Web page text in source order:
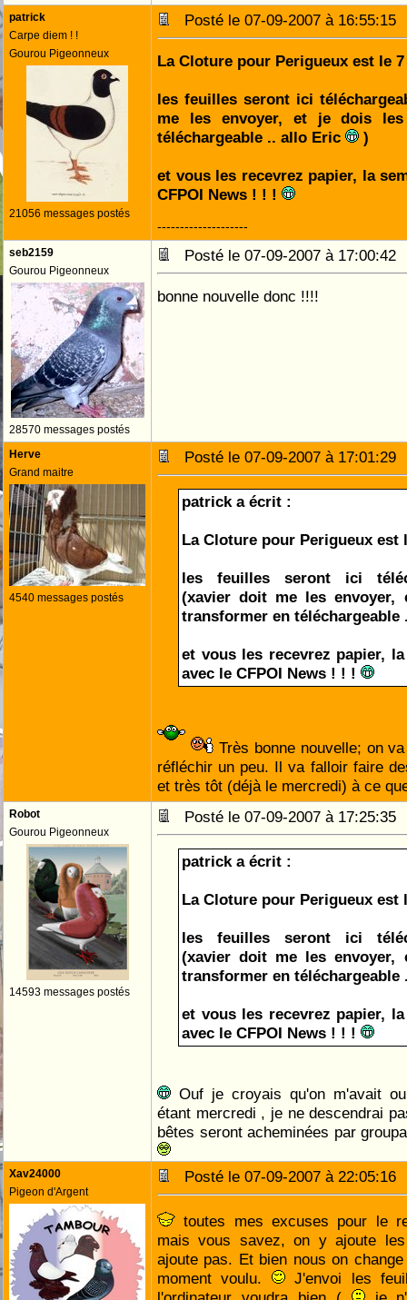
patrick
Carpe diem ! !
Gourou Pigeonneux
21056 messages postés
Posté le 07-09-2007 à
La Cloture pour Perigueux est le
les feuilles seront ici
me les envoyer, et je dois
téléchargeable .. allo Eric
)
et vous les recevrez papier, la
CFPOI News ! ! !
--------------------
seb2159
Gourou Pigeonneux
28570 messages postés
Posté le 07-09-2007 à
bonne nouvelle donc !!!!
Herve
Grand maitre
4540 messages postés
Posté le 07-09-2007 à
patrick a écrit :
La Cloture pour Perigueux est
les feuilles seront ici
(xavier doit me les
transformer en
et vous les recevrez papier,
avec le CFPOI News ! ! !
Très bonne nouvelle; on
réfléchir un peu. Il va falloir faire
et très tôt (déjà le mercredi) à ce
Robot
Gourou Pigeonneux
14593 messages postés
Posté le 07-09-2007 à
patrick a écrit :
La Cloture pour Perigueux est
les feuilles seront ici
(xavier doit me les
transformer en
et vous les recevrez papier,
avec le CFPOI News ! ! !
Ouf je croyais qu'on m'avait
étant mercredi , je ne descendrai
bêtes seront acheminées par
Xav24000
Pigeon d'Argent
Posté le 07-09-2007 à
toutes mes excuses pour le
mais vous savez, on y ajoute
ajoute pas. Et bien nous on
moment voulu.
J'envoi les